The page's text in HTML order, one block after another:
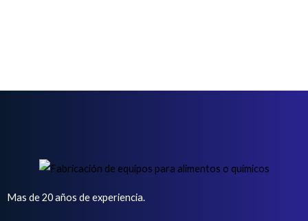
Mas de 20 años de experiencia.